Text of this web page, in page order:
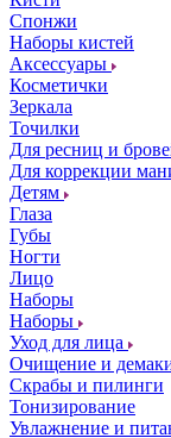
Спонжи
Наборы кистей
Аксессуары
Косметички
Зеркала
Точилки
Для ресниц и
Для коррекции
Детям
Глаза
Губы
Ногти
Лицо
Наборы
Наборы
Уход для лица
Очищение и
Скрабы и пилинги
Тонизирование
Увлажнение и